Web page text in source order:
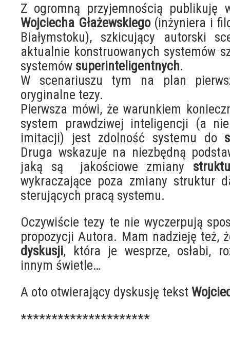
Z ogromną przyjemnością publikuję
Wojciecha Głażewskiego(inżyniera i
Białymstoku), szkicujący autorski
aktualnie konstruowanych systemów
systemów superinteligentnych.
W scenariuszu tym na plan
oryginalne tezy.
Pierwsza mówi, że warunkiem
system prawdziwej inteligencji (a
imitacji) jest zdolność systemu do
Druga wskazuje na niezbędną
jaką są jakościowe zmiany
wykraczające poza zmiany struktur
sterujących pracą systemu.
Oczywiście tezy te nie wyczerpują
propozycji Autora. Mam nadzieję też,
dyskusji, która je wesprze, osłabi,
innym świetle…
A oto otwierający dyskusję tekst
*********************